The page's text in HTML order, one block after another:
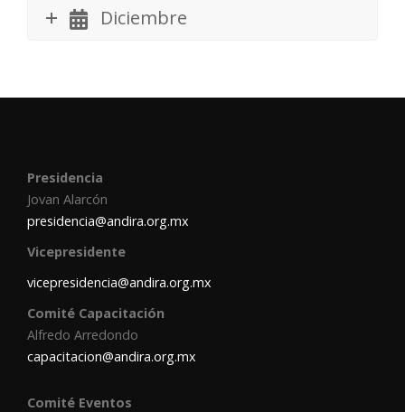
Diciembre
Presidencia
Jovan Alarcón
presidencia@andira.org.mx
Vicepresidente
vicepresidencia@andira.org.mx
Comité Capacitación
Alfredo Arredondo
capacitacion@andira.org.mx
Comité Eventos